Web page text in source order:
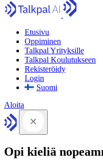
Etusivu
Oppiminen
Talkpal Yrityksille
Talkpal Koulutukseen
Rekisteröidy
Login
Suomi
Aloita
Opi kieliä